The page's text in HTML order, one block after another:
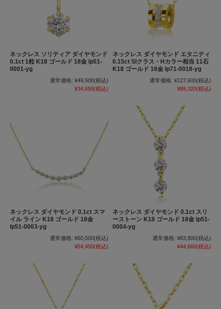
ネックレス ソリティア ダイヤモンド
0.1ct 1粒 K18 ゴールド 18金 lp51-
0001-yg
通常価格: ¥49,500(税込)
¥34,650(税込)
ネックレス ダイヤモンド エタニティ
0.15ct SIクラス・Hカラー相当 11石
K18 ゴールド 18金 lp71-0018-yg
通常価格: ¥127,600(税込)
¥89,320(税込)
ネックレス ダイヤモンド 0.1ct スマ
イル ライン K18 ゴールド 18金
lp51-0003-yg
通常価格: ¥60,500(税込)
¥54,450(税込)
ネックレス ダイヤモンド 0.1ct スリ
ーストーン K18 ゴールド 18金 lp51-
0004-yg
通常価格: ¥63,800(税込)
¥44,660(税込)